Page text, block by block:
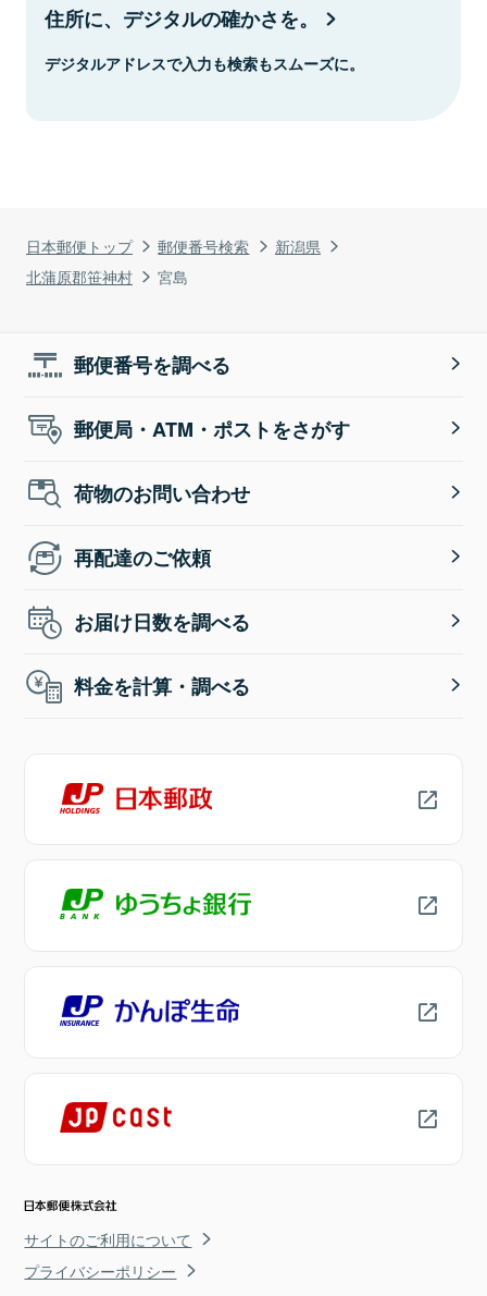
日本郵便トップ 郵便番号検索
新潟県
北蒲原郡笹神村
宮島
住所に、デジタルの確かさを。
デジタルアドレスで入力も検索もスムーズに。
郵便番号を調べる
郵便局・ATM・ポストをさがす
荷物のお問い合わせ
再配達のご依頼
お届け日数を調べる
料金を計算・調べる
サイトのご利用について
プライバシーポリシー